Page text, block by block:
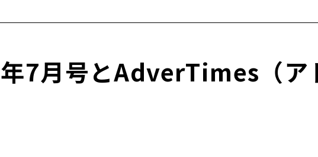
年7月号とAdverTimes（